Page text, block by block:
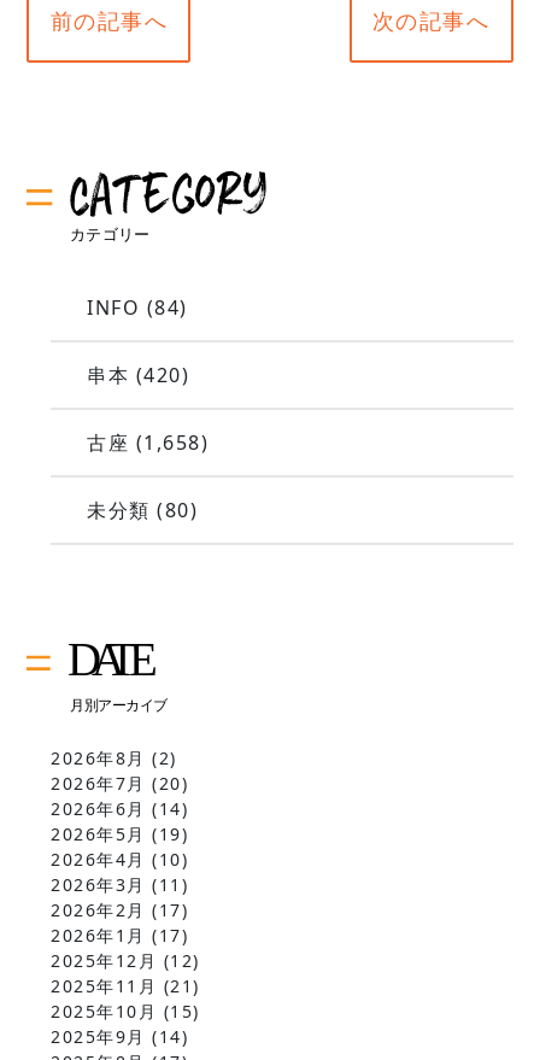
前の記事へ 次の記事へ
INFO (84)
串本 (420)
古座 (1,658)
未分類 (80)
2026年8月 (2)
2026年7月 (20)
2026年6月 (14)
2026年5月 (19)
2026年4月 (10)
2026年3月 (11)
2026年2月 (17)
2026年1月 (17)
2025年12月 (12)
2025年11月 (21)
2025年10月 (15)
2025年9月 (14)